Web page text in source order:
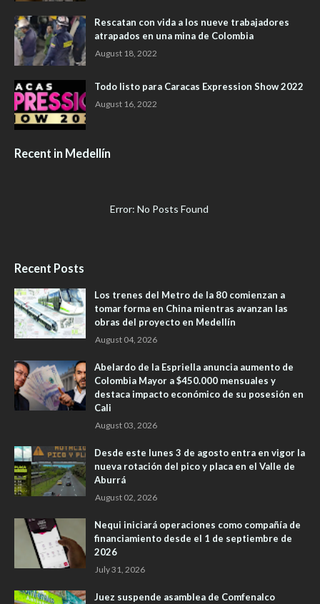
Rescatan con vida a los nueve trabajadores
atrapados en una mina de Colombia
August 18, 2022
Todo listo para Caracas Expression Show 2022
August 16, 2022
Recent in Medellín
Error: No Posts Found
Recent Posts
Los trenes del Metro de la 80 comienzan a
tomar forma en China mientras avanzan las
obras del proyecto en Medellín
August 04, 2026
Abelardo de la Espriella anuncia aumento de
Colombia Mayor a $450.000 mensuales y
destaca impacto económico de su posesión en
Cali
August 03, 2026
Desde este lunes 3 de agosto entra en vigor la
nueva rotación del pico y placa en el Valle de
Aburrá
August 02, 2026
Nequi iniciará operaciones como compañía de
financiamiento desde el 1 de septiembre de
2026
July 31, 2026
Juez suspende asamblea de Comfenalco